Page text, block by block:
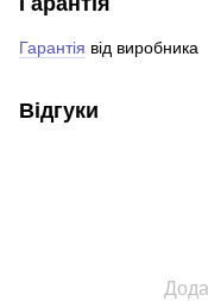
Гарантія від виробника
Відгуки